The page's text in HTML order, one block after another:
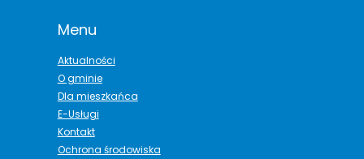
Menu
Aktualności
O gminie
Dla mieszkańca
E-Usługi
Kontakt
Ochrona środowiska